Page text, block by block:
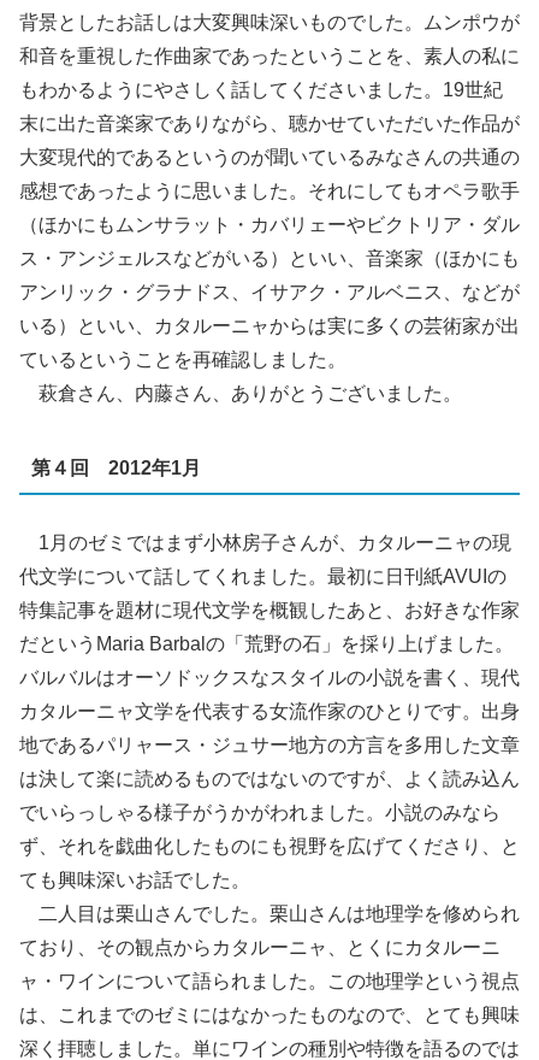
背景としたお話しは大変興味深いものでした。ムンポウが
和音を重視した作曲家であったということを、素人の私に
もわかるようにやさしく話してくださいました。19世紀
末に出た音楽家でありながら、聴かせていただいた作品が
大変現代的であるというのが聞いているみなさんの共通の
感想であったように思いました。それにしてもオペラ歌手
（ほかにもムンサラット・カバリェーやビクトリア・ダル
ス・アンジェルスなどがいる）といい、音楽家（ほかにも
アンリック・グラナドス、イサアク・アルベニス、などが
いる）といい、カタルーニャからは実に多くの芸術家が出
ているということを再確認しました。
萩倉さん、内藤さん、ありがとうございました。
第４回 2012年1月
1月のゼミではまず小林房子さんが、カタルーニャの現
代文学について話してくれました。最初に日刊紙AVUIの
特集記事を題材に現代文学を概観したあと、お好きな作家
だというMaria Barbalの「荒野の石」を採り上げました。
バルバルはオーソドックスなスタイルの小説を書く、現代
カタルーニャ文学を代表する女流作家のひとりです。出身
地であるパリャース・ジュサー地方の方言を多用した文章
は決して楽に読めるものではないのですが、よく読み込ん
でいらっしゃる様子がうかがわれました。小説のみなら
ず、それを戯曲化したものにも視野を広げてくださり、と
ても興味深いお話でした。
二人目は栗山さんでした。栗山さんは地理学を修められ
ており、その観点からカタルーニャ、とくにカタルーニ
ャ・ワインについて語られました。この地理学という視点
は、これまでのゼミにはなかったものなので、とても興味
深く拝聴しました。単にワインの種別や特徴を語るのでは